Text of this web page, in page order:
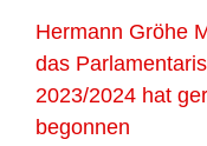
Hermann Gröhe
das
2023/2024 hat
begonnen